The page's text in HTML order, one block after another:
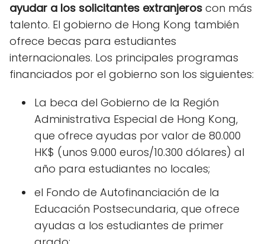
ayudar a los solicitantes extranjeros con más
talento. El gobierno de Hong Kong también
ofrece becas para estudiantes
internacionales. Los principales programas
financiados por el gobierno son los siguientes:
La beca del Gobierno de la Región
Administrativa Especial de Hong Kong,
que ofrece ayudas por valor de 80.000
HK$ (unos 9.000 euros/10.300 dólares) al
año para estudiantes no locales;
el Fondo de Autofinanciación de la
Educación Postsecundaria, que ofrece
ayudas a los estudiantes de primer